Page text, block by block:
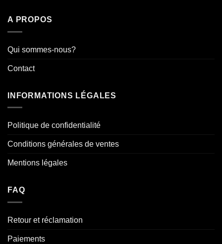
A PROPOS
Qui sommes-nous?
Contact
INFORMATIONS LÉGALES
Politique de confidentialité
Conditions générales de ventes
Mentions légales
FAQ
Retour et réclamation
Paiements